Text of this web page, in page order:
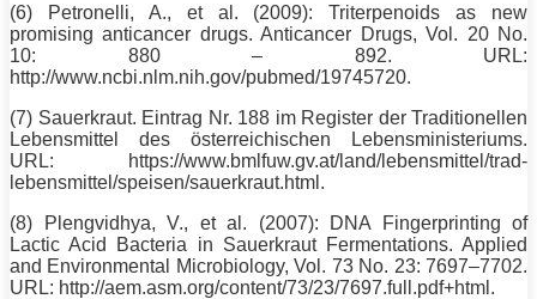
(6) Petronelli, A., et al. (2009): Triterpenoids as new
promising anticancer drugs. Anticancer Drugs, Vol. 20 No.
10: 880 – 892. URL:
http://www.ncbi.nlm.nih.gov/pubmed/19745720.
(7) Sauerkraut. Eintrag Nr. 188 im Register der Traditionellen
Lebensmittel des österreichischen Lebensministeriums.
URL: https://www.bmlfuw.gv.at/land/lebensmittel/trad-
lebensmittel/speisen/sauerkraut.html.
(8) Plengvidhya, V., et al. (2007): DNA Fingerprinting of
Lactic Acid Bacteria in Sauerkraut Fermentations. Applied
and Environmental Microbiology, Vol. 73 No. 23: 7697–7702.
URL: http://aem.asm.org/content/73/23/7697.full.pdf+html.